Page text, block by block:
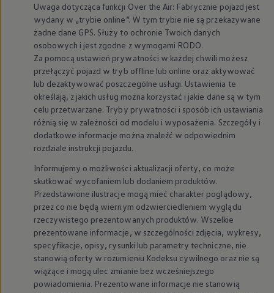
Ochrona i pielęgnacja
Akcesoria do poszczególnych modeli
Rozwiązania transportowe i bagażowe
Elektronika i rozrywka
Usługi cyfrowe
Aktualizacje oprogramowania, map i radia
Aplikacje Volkswagen, logowanie i sklep
Znajdź usługi dla swojego modelu
Połączenie telefonu komórkowego z pojazdem
We Charge
Strefa kierowcy
Elektroniczna Instrukcja Obsługi
Informacje dla klientów
Informator o pojeździe
Gwarancje
Lampki ostrzegawcze i sygnalizacyjne
Starsze modele i generacje – archiwum oraz
Certyfikaty
Wszystkie usługi
Oferty serwisowe
Dla przyszłych użytkowników Volkswagena
Dla obecnych użytkowników Volkswagena
Sezonowe usługi serwisowe
Korzyści autoryzowanego serwisowania
Informacje dla warsztatów
Świat Volkswagena
Uwaga dotycząca funkcji Over the Air: Fabrycznie pojazd jest
wydany w „trybie online”. W tym trybie nie są przekazywane
żadne dane GPS. Służy to ochronie Twoich danych
osobowych i jest zgodne z wymogami RODO.
Za pomocą ustawień prywatności w każdej chwili możesz
przełączyć pojazd w tryb offline lub online oraz aktywować
lub dezaktywować poszczególne usługi. Ustawienia te
określają, z jakich usług można korzystać i jakie dane są w tym
celu przetwarzane. Tryby prywatności i sposób ich ustawiania
różnią się w zależności od modelu i wyposażenia. Szczegóły i
dodatkowe informacje można znaleźć w odpowiednim
rozdziale instrukcji pojazdu.
Informujemy o możliwości aktualizacji oferty, co może
skutkować wycofaniem lub dodaniem produktów.
Przedstawione ilustracje mogą mieć charakter poglądowy,
przez co nie będą wiernym odzwierciedleniem wyglądu
rzeczywistego prezentowanych produktów. Wszelkie
prezentowane informacje, w szczególności zdjęcia, wykresy,
specyfikacje, opisy, rysunki lub parametry techniczne, nie
stanowią oferty w rozumieniu Kodeksu cywilnego oraz nie są
wiążące i mogą ulec zmianie bez wcześniejszego
powiadomienia. Prezentowane informacje nie stanowią